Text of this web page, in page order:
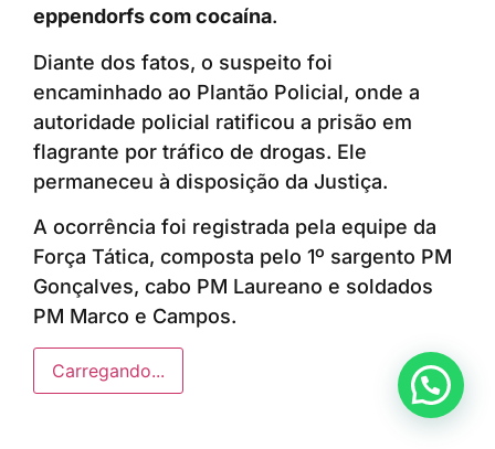
eppendorfs com cocaína.
Diante dos fatos, o suspeito foi
encaminhado ao Plantão Policial, onde a
autoridade policial ratificou a prisão em
flagrante por tráfico de drogas. Ele
permaneceu à disposição da Justiça.
A ocorrência foi registrada pela equipe da
Força Tática, composta pelo 1º sargento PM
Gonçalves, cabo PM Laureano e soldados
PM Marco e Campos.
Carregando...
Anunciar ou recomendar matéria